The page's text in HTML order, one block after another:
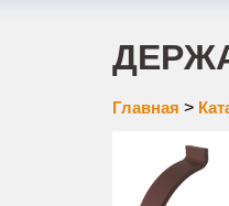
Главная >